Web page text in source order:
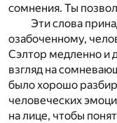
сомнения. Ты
Эти слова
озабоченному,
Сэлтор медленно и
взгляд на
было хорошо
человеческих
на лице, чтобы